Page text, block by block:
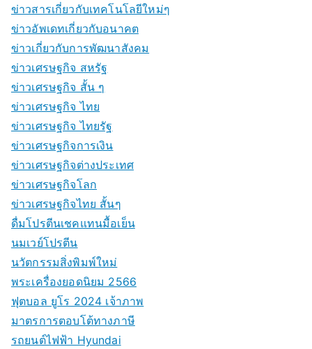
ข่าวสารเกี่ยวกับเทคโนโลยีใหม่ๆ
ข่าวอัพเดทเกี่ยวกับอนาคต
ข่าวเกี่ยวกับการพัฒนาสังคม
ข่าวเศรษฐกิจ สหรัฐ
ข่าวเศรษฐกิจ สั้น ๆ
ข่าวเศรษฐกิจ ไทย
ข่าวเศรษฐกิจ ไทยรัฐ
ข่าวเศรษฐกิจการเงิน
ข่าวเศรษฐกิจต่างประเทศ
ข่าวเศรษฐกิจโลก
ข่าวเศรษฐกิจไทย สั้นๆ
ดื่มโปรตีนเชคแทนมื้อเย็น
นมเวย์โปรตีน
นวัตกรรมสิ่งพิมพ์ใหม่
พระเครื่องยอดนิยม 2566
ฟุตบอล ยูโร 2024 เจ้าภาพ
มาตรการตอบโต้ทางภาษี
รถยนต์ไฟฟ้า Hyundai